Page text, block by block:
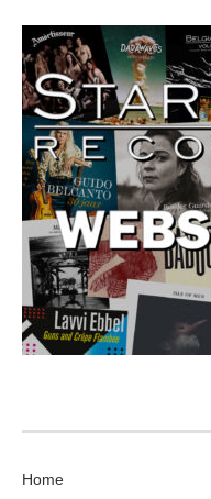
Home